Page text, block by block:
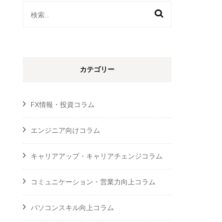
検
カテゴリー
FX情報・投資コラム
エンジニア向けコラム
キャリアアップ・キャリアチェンジコラム
コミュニケーション・営業力向上コラム
パソコンスキル向上コラム